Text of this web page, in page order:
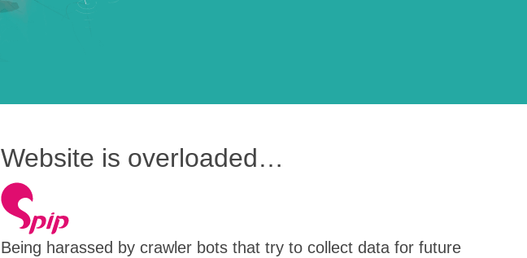
Website is overloaded…
Being harassed by crawler bots that try to collect data for future